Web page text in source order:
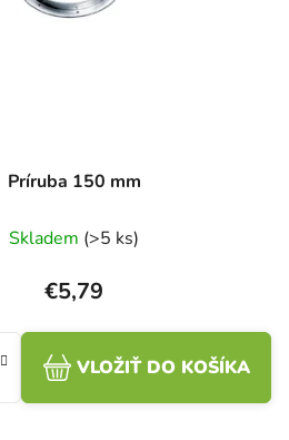
Príruba 150 mm
Skladem (>5 ks)
€5,79
VLOŽIŤ DO KOŠÍKA